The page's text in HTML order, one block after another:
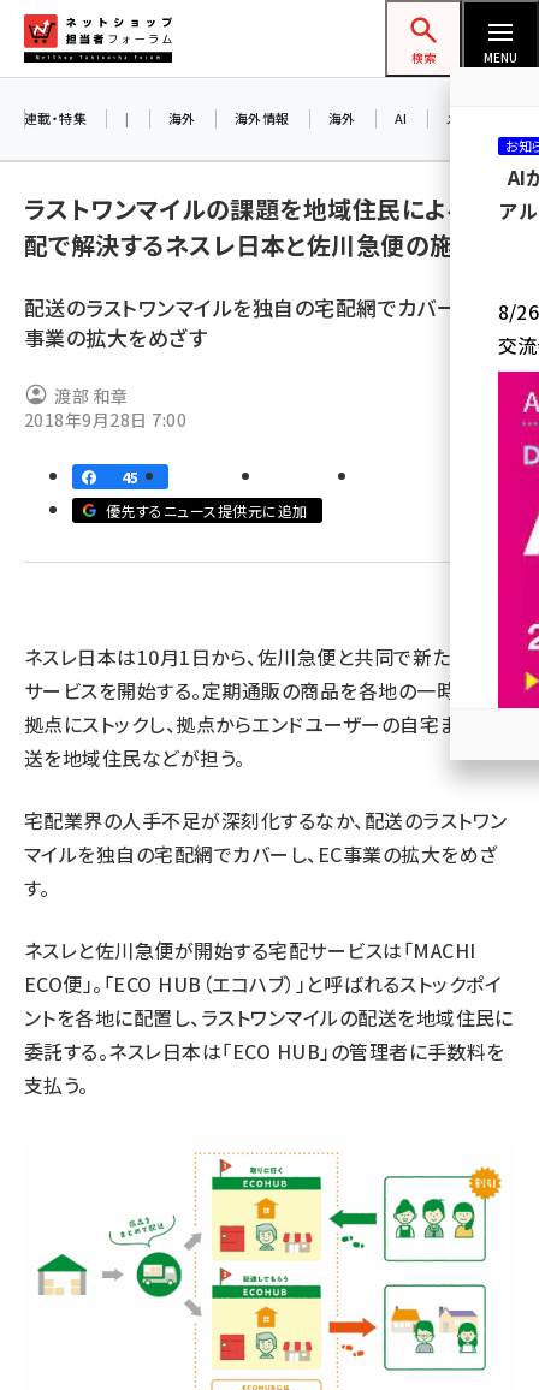
ン
ネットショップ担当者フォーラム
検索 MENU
yahoo (1908)
ecbeing (1211)
base (1083)
連載・特集 | 海外 海外情報 海外 AI メタバース
ラストワンマイルの課題を地域住民による宅
配で解決するネスレ日本と佐川急便の施策
配送のラストワンマイルを独自の宅配網でカバーし、EC
事業の拡大をめざす
渡部 和章
2018年9月28日 7:00
45
優先するニュース提供元に追加
ネスレ日本は10月1日から、佐川急便と共同で新たな宅配
サービスを開始する。定期通販の商品を各地の一時保管
拠点にストックし、拠点からエンドユーザーの自宅までの配
送を地域住民などが担う。
宅配業界の人手不足が深刻化するなか、配送のラストワン
マイルを独自の宅配網でカバーし、EC事業の拡大をめざ
す。
ネスレと佐川急便が開始する宅配サービスは「MACHI
ECO便」。「ECO HUB（エコハブ）」と呼ばれるストックポイ
ントを各地に配置し、ラストワンマイルの配送を地域住民に
委託する。ネスレ日本は「ECO HUB」の管理者に手数料を
支払う。
お知
AI
ア
8/26
交
参